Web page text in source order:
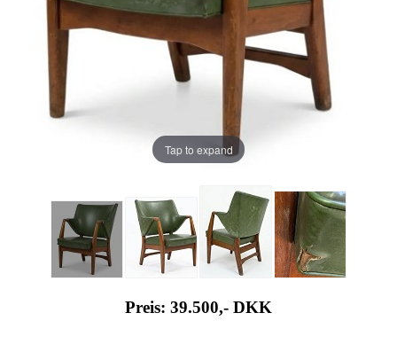
Tap to expand
Preis: 39.500,- DKK